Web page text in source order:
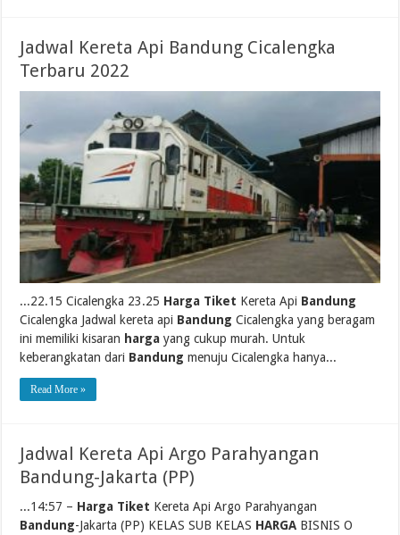
Jadwal Kereta Api Bandung Cicalengka
Terbaru 2022
...22.15 Cicalengka 23.25 Harga Tiket Kereta Api Bandung
Cicalengka Jadwal kereta api Bandung Cicalengka yang beragam
ini memiliki kisaran harga yang cukup murah. Untuk
keberangkatan dari Bandung menuju Cicalengka hanya...
Read More »
Jadwal Kereta Api Argo Parahyangan
Bandung-Jakarta (PP)
...14:57 – Harga Tiket Kereta Api Argo Parahyangan
Bandung-Jakarta (PP) KELAS SUB KELAS HARGA BISNIS O